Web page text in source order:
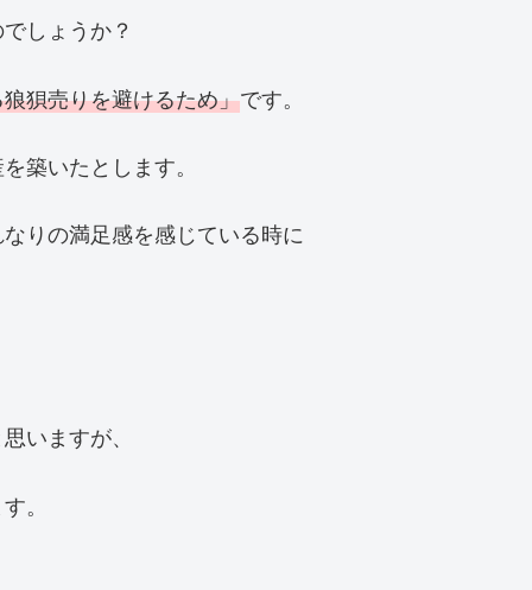
しょうか？
狽売りを避けるため」です。
築いたとします。
りの満足感を感じている時に
いますが、
。